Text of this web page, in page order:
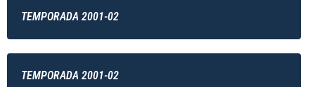
TEMPORADA 2001-02
TEMPORADA 2001-02